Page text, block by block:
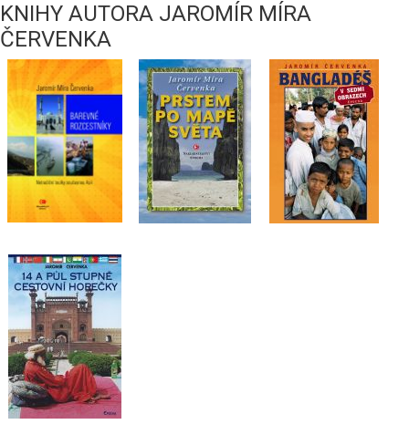
KNIHY AUTORA JAROMÍR MÍRA
ČERVENKA